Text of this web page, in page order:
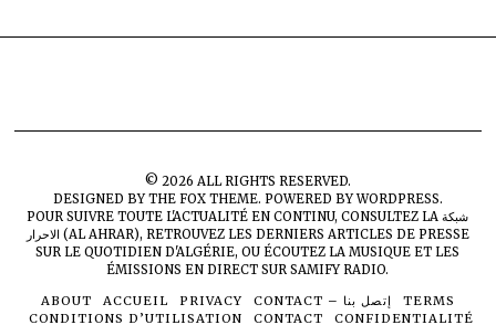
© 2026 ALL RIGHTS RESERVED.
DESIGNED BYTHE FOX THEME. POWERED BY WORDPRESS.
POUR SUIVRE TOUTE L'ACTUALITÉ EN CONTINU, CONSULTEZ LAشبكة
الاحرار (AL AHRAR), RETROUVEZ LES DERNIERS ARTICLES DE PRESSE
SURLE QUOTIDIEN D'ALGÉRIE, OU ÉCOUTEZ LA MUSIQUE ET LES
ÉMISSIONS EN DIRECT SURSAMIFY RADIO.
ABOUT
ACCUEIL PRIVACY CONTACT – إتصل بنا
TERMS
CONDITIONS D’UTILISATION
CONTACT CONFIDENTIALITÉ